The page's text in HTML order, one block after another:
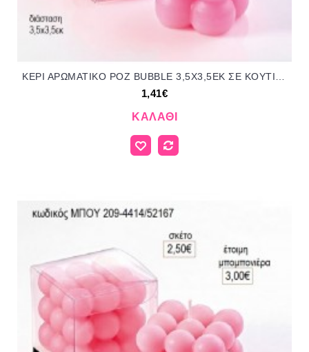
ΚΕΡΙ ΑΡΩΜΑΤΙΚΟ ΡΟΖ BUBBLE 3,5Χ3,5ΕΚ ΣΕ ΚΟΥΤΙ για μπομπονιέρες γούρι δώρο ΜΠΟΥ-4411/31079 1.41€!!!
1,41€
ΚΑΛΆΘΙ